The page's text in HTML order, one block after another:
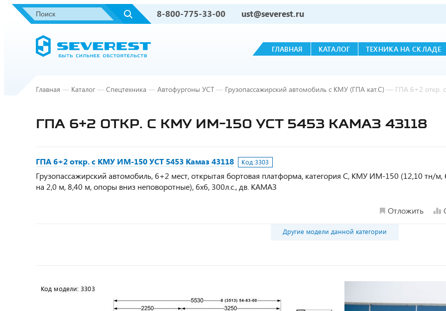
8-800-775-33-00 ust@severest.ru
ГЛАВНАЯ КАТАЛОГ ТЕХНИКА НА СКЛАДЕ
Главная — Каталог — Спецтехника — Автофургоны УСТ — Грузопассажирский автомобиль с КМУ (ГПА кат.С) — ГПА 6+2 откр.
ГПА 6+2 ОТКР. С КМУ ИМ-150 УСТ 5453 КАМАЗ 43118
ГПА 6+2 откр. с КМУ ИМ-150 УСТ 5453 Камаз 43118 Код:3303
Грузопассажирский автомобиль, 6+2 мест, открытая бортовая платформа, категория С, КМУ ИМ-150 (12,10 тн/м,
на 2,0 м, 8,40 м, опоры вниз неповоротные), 6х6, 300л.с., дв. КАМАЗ
Отложить
Другие модели данной категории